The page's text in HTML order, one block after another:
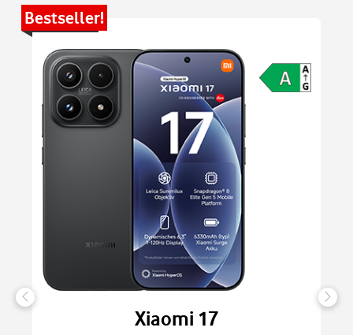
Bestseller!
Xiaomi 17